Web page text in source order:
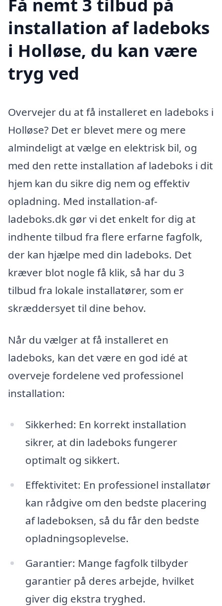
installation af ladeboks
i Holløse, du kan være
tryg ved
Overvejer du at få installeret en ladeboks i
Holløse? Det er blevet mere og mere
almindeligt at vælge en elektrisk bil, og
med den rette installation af ladeboks i dit
hjem kan du sikre dig nem og effektiv
opladning. Med installation-af-
ladeboks.dk gør vi det enkelt for dig at
indhente tilbud fra flere erfarne fagfolk,
der kan hjælpe med din ladeboks. Det
kræver blot nogle få klik, så har du 3
tilbud fra lokale installatører, som er
skræddersyet til dine behov.
Når du vælger at få installeret en
ladeboks, kan det være en god idé at
overveje fordelene ved professionel
installation:
Sikkerhed: En korrekt installation
sikrer, at din ladeboks fungerer
optimalt og sikkert.
Effektivitet: En professionel installatør
kan rådgive om den bedste placering
af ladeboksen, så du får den bedste
opladningsoplevelse.
Garantier: Mange fagfolk tilbyder
garantier på deres arbejde, hvilket
giver dig ekstra tryghed.